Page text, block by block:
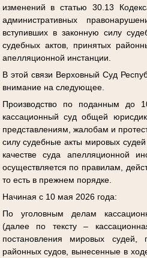
изменений в статью 30.13
административных
вступивших в законную силу
судебных актов, принятых
апелляционной инстанции.
В этой связи Верховный Суд
внимание на следующее.
Производство по поданным до
кассационный суд общей
представлениям, жалобам и
силу судебные акты мировых
качестве суда апелляционной
осуществляется по правилам,
то есть в прежнем порядке.
Начиная с 10 мая 2026 года:
По уголовным делам
(далее по тексту –
постановления мировых судей,
районных судов, вынесенные в